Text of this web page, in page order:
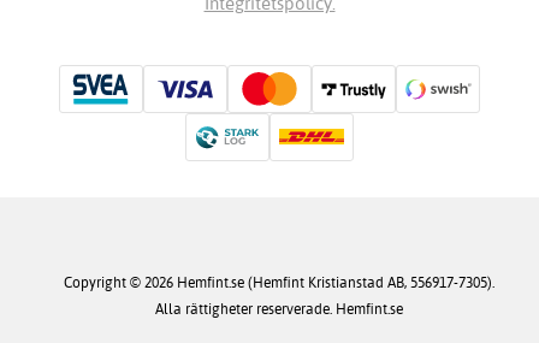
Copyright © 2026 Hemfint.se (Hemfint Kristianstad AB, 556917-7305).
Alla rättigheter reserverade. Hemfint.se